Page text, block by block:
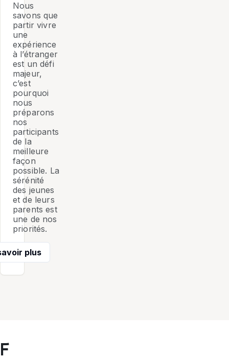
Nous
savons que
partir vivre
une
expérience
à l’étranger
est un défi
majeur,
c’est
pourquoi
nous
préparons
nos
participants
de la
meilleure
façon
possible. La
sérénité
des jeunes
et de leurs
parents est
une de nos
priorités.
plus
F